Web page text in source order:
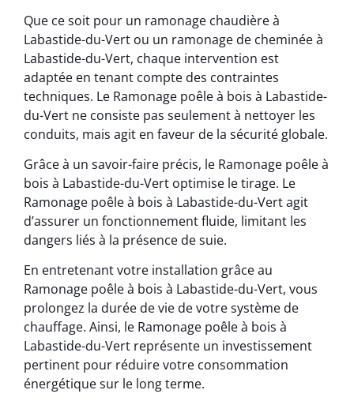
Que ce soit pour un ramonage chaudière à
Labastide-du-Vert ou un ramonage de cheminée à
Labastide-du-Vert, chaque intervention est
adaptée en tenant compte des contraintes
techniques. Le Ramonage poêle à bois à Labastide-
du-Vert ne consiste pas seulement à nettoyer les
conduits, mais agit en faveur de la sécurité globale.
Grâce à un savoir-faire précis, le Ramonage poêle à
bois à Labastide-du-Vert optimise le tirage. Le
Ramonage poêle à bois à Labastide-du-Vert agit
d’assurer un fonctionnement fluide, limitant les
dangers liés à la présence de suie.
En entretenant votre installation grâce au
Ramonage poêle à bois à Labastide-du-Vert, vous
prolongez la durée de vie de votre système de
chauffage. Ainsi, le Ramonage poêle à bois à
Labastide-du-Vert représente un investissement
pertinent pour réduire votre consommation
énergétique sur le long terme.